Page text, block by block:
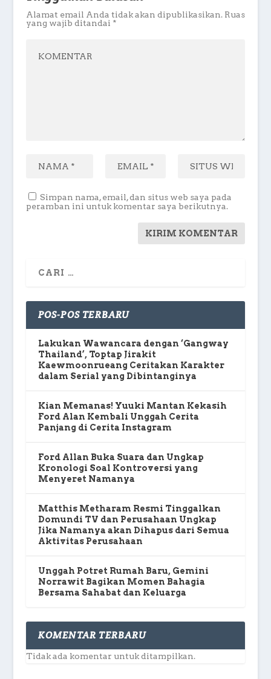
Alamat email Anda tidak akan dipublikasikan. Ruas
yang wajib ditandai *
Simpan nama, email, dan situs web saya pada
peramban ini untuk komentar saya berikutnya.
POS-POS TERBARU
Lakukan Wawancara dengan ‘Gangway
Thailand’, Toptap Jirakit
Kaewmoonrueang Ceritakan Karakter
dalam Serial yang Dibintanginya
Kian Memanas! Yuuki Mantan Kekasih
Ford Alan Kembali Unggah Cerita
Panjang di Cerita Instagram
Ford Allan Buka Suara dan Ungkap
Kronologi Soal Kontroversi yang
Menyeret Namanya
Matthis Metharam Resmi Tinggalkan
Domundi TV dan Perusahaan Ungkap
Jika Namanya akan Dihapus dari Semua
Aktivitas Perusahaan
Unggah Potret Rumah Baru, Gemini
Norrawit Bagikan Momen Bahagia
Bersama Sahabat dan Keluarga
KOMENTAR TERBARU
Tidak ada komentar untuk ditampilkan.